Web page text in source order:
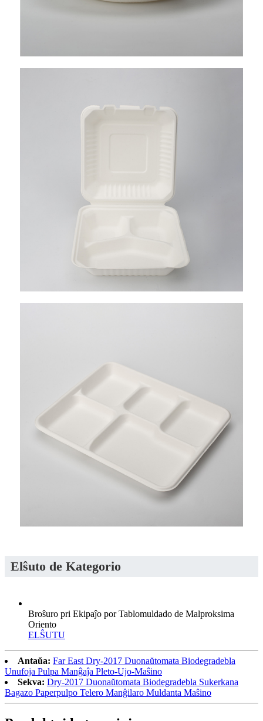
Elŝuto de Kategorio
Broŝuro pri Ekipaĵo por Tablomuldado de Malproksima
Oriento
ELŜUTU
Antaŭa: Far East Dry-2017 Duonaŭtomata Biodegradebla
Unufoja Pulpa Manĝaĵa Pleto-Ujo-Maŝino
Sekva: Dry-2017 Duonaŭtomata Biodegradebla Sukerkana
Bagazo Paperpulpo Telero Manĝilaro Muldanta Maŝino